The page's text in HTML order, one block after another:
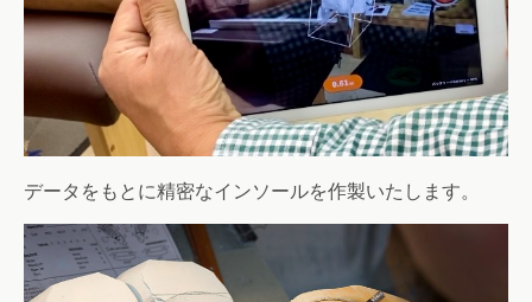
データをもとに精密なインソールを作製いたします。